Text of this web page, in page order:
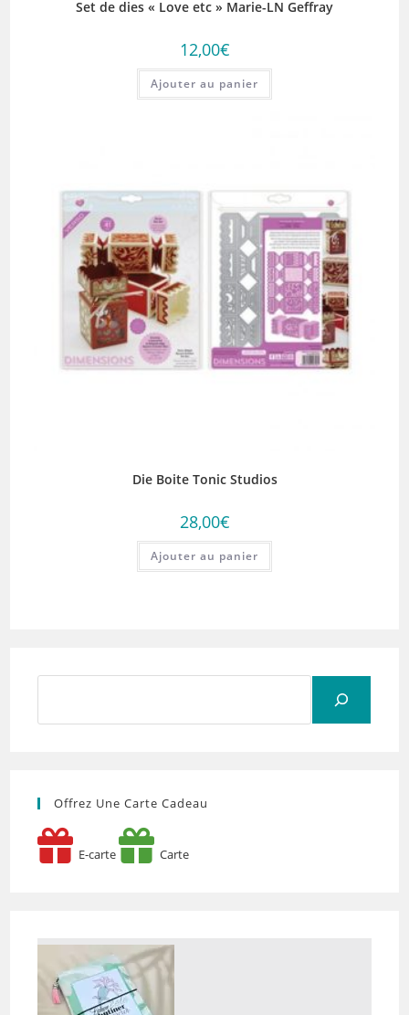
Set de dies « Love etc » Marie-LN Geffray
12,00€
Ajouter au panier
Die Boite Tonic Studios
28,00€
Ajouter au panier
Offrez Une Carte Cadeau
E-carte Carte